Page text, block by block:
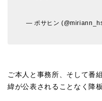
— ポサヒン
ご本人と事務所、そして番
緯が公表されることなく降